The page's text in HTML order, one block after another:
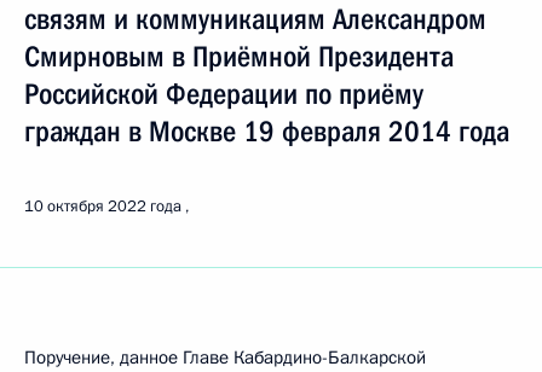
связям и коммуникациям Александром
Смирновым в Приёмной Президента
Российской Федерации по приёму
граждан в Москве 19 февраля 2014 года
10 октября 2022 года
Поручение, данное Главе Кабардино-Балкарской